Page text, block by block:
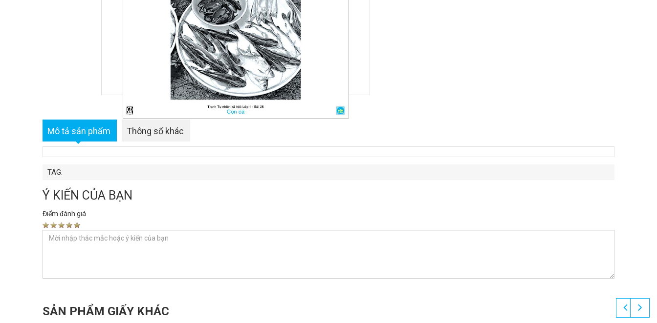
Mô tả sản phẩm Thông số khác
TAG:
Ý KIẾN CỦA BẠN
Điểm đánh giá
SẢN PHẨM GIẤY KHÁC